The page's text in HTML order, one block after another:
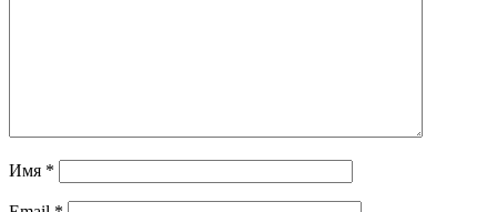
Имя *